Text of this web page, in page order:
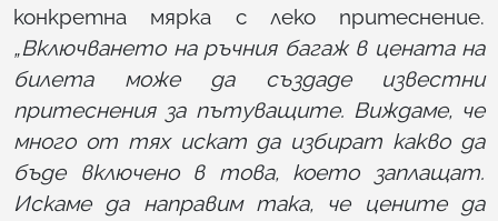
конкретна мярка с леко притеснение.
„Включването на ръчния багаж в цената на
билета може да създаде известни
притеснения за пътуващите. Виждаме, че
много от тях искат да избират какво да
бъде включено в това, което заплащат.
Искаме да направим така, че цените да